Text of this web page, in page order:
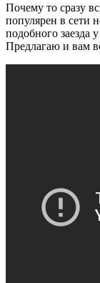
Почему то сразу
популярен в сети
подобного заезда
Предлагаю и вам